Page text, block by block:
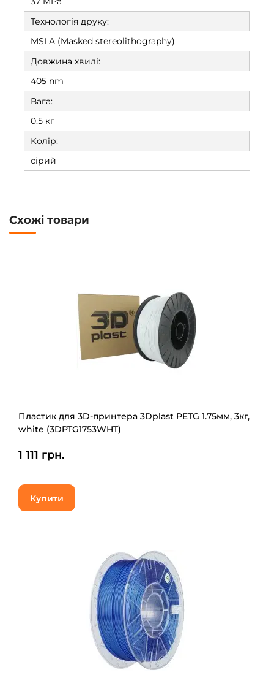
Технологія друку:
MSLA (Masked stereolithography)
Довжина хвилі:
405 nm
Вага:
0.5 кг
Колір:
сірий
Схожі товари
Пластик для 3D-принтера 3Dplast PETG 1.75мм, 3кг,
white (3DPTG1753WHT)
1 111 грн.
Купити